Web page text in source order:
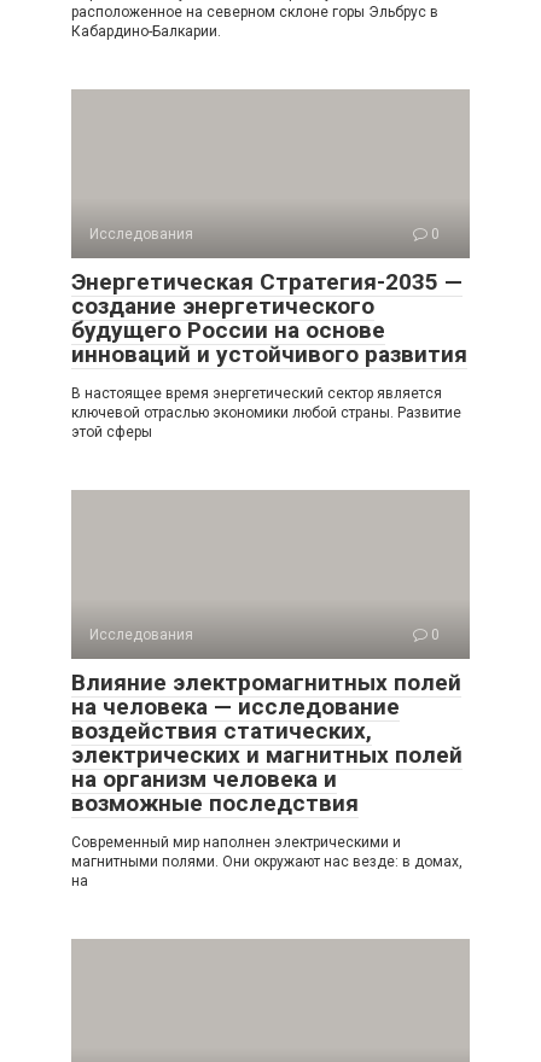
расположенное на северном склоне горы Эльбрус в
Кабардино-Балкарии.
Исследования 0
Энергетическая Стратегия-2035 —
создание энергетического
будущего России на основе
инноваций и устойчивого развития
В настоящее время энергетический сектор является
ключевой отраслью экономики любой страны. Развитие
этой сферы
Исследования 0
Влияние электромагнитных полей
на человека — исследование
воздействия статических,
электрических и магнитных полей
на организм человека и
возможные последствия
Современный мир наполнен электрическими и
магнитными полями. Они окружают нас везде: в домах,
на